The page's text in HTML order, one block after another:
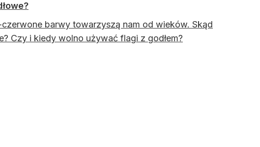
barwy towarzyszą nam od wieków. Skąd
Czy i kiedy wolno używać flagi z godłem?